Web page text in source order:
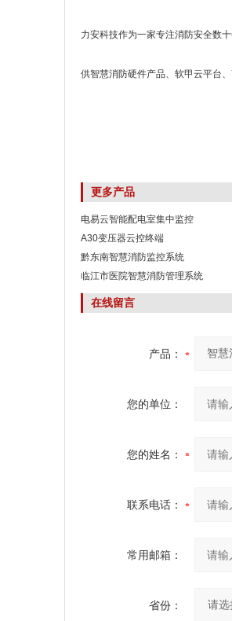
力安科技作为一家专注消防安全数
供智慧消防硬件产品、软甲云平台
更多产品
电易云智能配电室集中监控
A30变压器云控终端
黔东南智慧消防监控系统
临江市医院智慧消防管理系统
在线留言
产品：
您的单位：
您的姓名：
联系电话：
常用邮箱：
省份：